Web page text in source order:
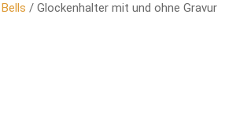
/ Glockenhalter mit und ohne Gravur